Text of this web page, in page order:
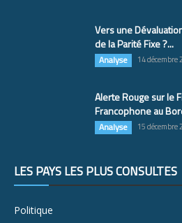
Vers une
de la Parité Fixe ?...
Analyse 14 décembre
Alerte Rouge sur le
Francophone au
Analyse 15 décembre
LES PAYS LES PLUS CONSULTÉS
Politique